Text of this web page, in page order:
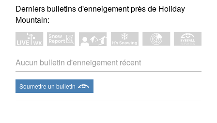
Derniers bulletins d'enneigement près de Holiday
Mountain:
Aucun bulletin d'enneigement récent
Soumettre un bulletin